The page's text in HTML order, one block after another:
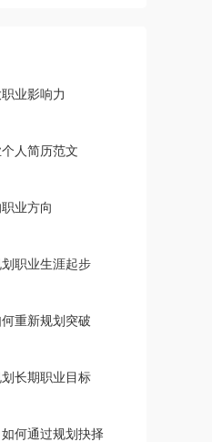
业影响力
人简历范文
业方向
职业生涯起步
重新规划突破
长期职业目标
何通过规划抉择